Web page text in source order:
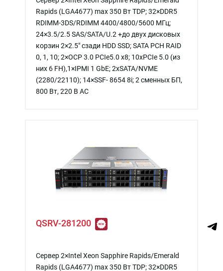
Rapids (LGA4677) max 350 Вт TDP; 32×DDR5
RDIMM-3DS/RDIMM 4400/4800/5600 МГц;
24×3.5/2.5 SAS/SATA/U.2 +до двух дисковых
корзин 2×2.5″ сзади HDD SSD; SATA PCH RAID
0, 1, 10; 2×OCP 3.0 PCIe5.0 x8; 10xPCIe 5.0 (из
них 6 FH),1×IPMI 1 GbE; 2xSATA/NVME
(2280/22110); 14×SSF- 8654 8i; 2 сменных БП,
800 Вт, 220 В АС
QSRV-281200
Сервер 2×Intel Xeon Sapphire Rapids/Emerald
Rapids (LGA4677) max 350 Вт TDP; 32×DDR5